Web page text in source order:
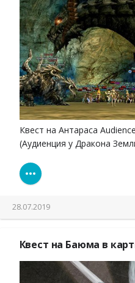
Квест на Антараса
(Аудиенция у Дракона
28.07.2019
Квест на Баюма в